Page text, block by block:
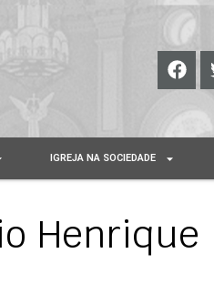
IGREJA NA SOCIEDADE
Henrique